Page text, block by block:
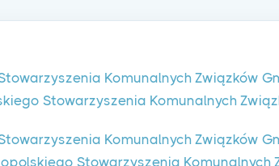
Komunalnych Związków
Stowarzyszenia Komunalnych
Komunalnych Związków
Stowarzyszenia Komunalnych